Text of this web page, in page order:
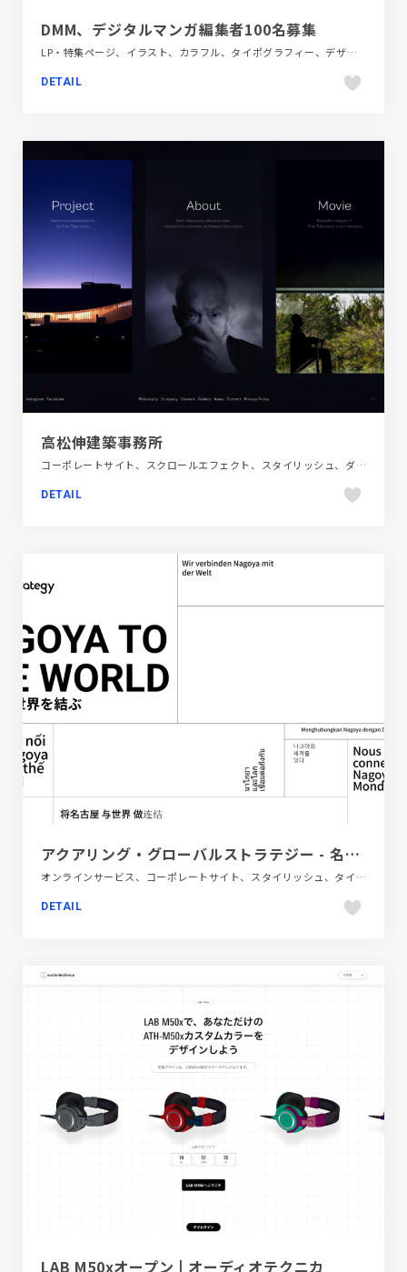
DMM、デジタルマンガ編集者100名募集
LP・特集ページ、イラスト、カラフル、タイポグラフィー、デザイン・アート・音楽・文芸、パープル系、ブルー系、ホワイト系、ポップ、新卒・中途採用サイト
DETAIL
高松伸建築事務所
コーポレートサイト、スクロールエフェクト、スタイリッシュ、ダイナミック、ブラック系 、モーション多め、多言語対応、建設・住宅・不動産
DETAIL
アクアリング・グローバルストラテジー - 名古屋から世界へ
オンラインサービス、コーポレートサイト、スタイリッシュ、タイポグラフィー、フラットデザイン、ホワイト系
DETAIL
LAB M50xオープン | オーディオテクニカ